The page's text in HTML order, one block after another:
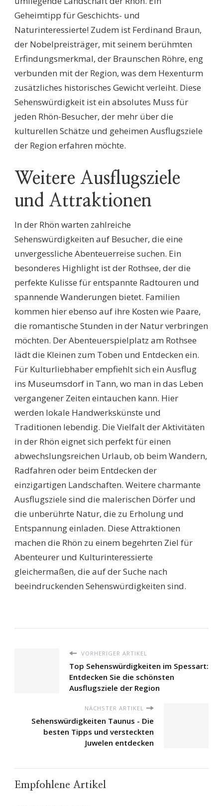
Geheimtipp für Geschichts- und
Naturinteressierte! Zudem ist Ferdinand Braun,
der Nobelpreisträger, mit seinem berühmten
Erfindungsmerkmal, der Braunschen Röhre, eng
verbunden mit der Region, was dem Hexenturm
zusätzliches historisches Gewicht verleiht. Diese
Sehenswürdigkeit ist ein absolutes Muss für
jeden Rhön-Besucher, der mehr über die
kulturellen Schätze und geheimen Ausflugsziele
der Region erfahren möchte.
Weitere Ausflugsziele
und Attraktionen
In der Rhön warten zahlreiche
Sehenswürdigkeiten auf Besucher, die eine
unvergessliche Abenteuerreise suchen. Ein
besonderes Highlight ist der Rothsee, der die
perfekte Kulisse für entspannte Radtouren und
spannende Wanderungen bietet. Familien
kommen hier ebenso auf ihre Kosten wie Paare,
die romantische Stunden in der Natur verbringen
möchten. Der Abenteuerspielplatz am Rothsee
lädt die Kleinen zum Toben und Entdecken ein.
Für Kulturliebhaber empfiehlt sich ein Ausflug
ins Museumsdorf in Tann, wo man in das Leben
vergangener Zeiten eintauchen kann. Hier
werden lokale Handwerkskünste und
Traditionen lebendig. Die Vielfalt der Aktivitäten
in der Rhön eignet sich perfekt für einen
abwechslungsreichen Urlaub, ob beim Wandern,
Radfahren oder beim Entdecken der
einzigartigen Landschaften. Weitere charmante
Ausflugsziele sind die malerischen Dörfer und
die unberührte Natur, die zu Erholung und
Entspannung einladen. Diese Attraktionen
machen die Rhön zu einem begehrten Ziel für
Abenteurer und Kulturinteressierte
gleichermaßen, die auf der Suche nach
beeindruckenden Sehenswürdigkeiten sind.
VORHERIGER ARTIKEL
Top Sehenswürdigkeiten im Spessart:
Entdecken Sie die schönsten
Ausflugsziele der Region
NÄCHSTER ARTIKEL
Sehenswürdigkeiten Taunus - Die
besten Tipps und versteckten
Juwelen entdecken
Empfohlene Artikel